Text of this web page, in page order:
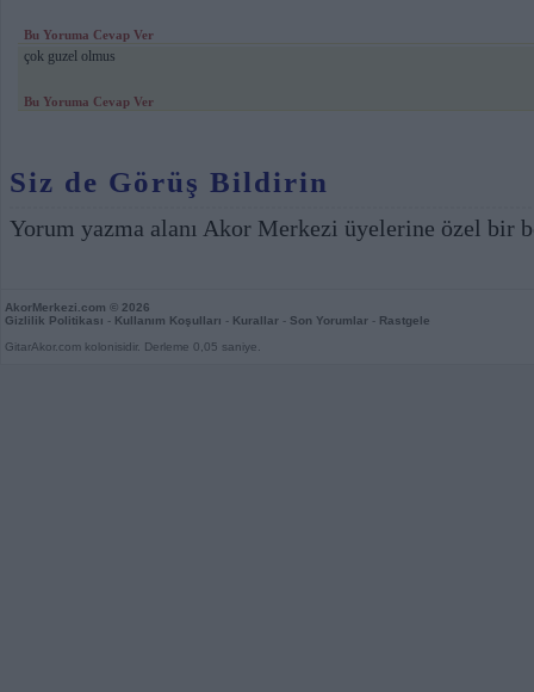
Bu Yoruma Cevap Ver
çok guzel olmus
Bu Yoruma Cevap Ver
Siz de Görüş Bildirin
Yorum yazma alanı Akor Merkezi üyelerine özel bir
AkorMerkezi.com © 2026
Gizlilik Politikası - Kullanım Koşulları - Kurallar - Son Yorumlar - Rastgele
GitarAkor.com kolonisidir. Derleme 0,05 saniye.